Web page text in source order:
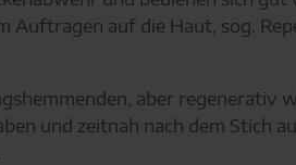
auf die Haut, sog.
aber regenerativ
und zeitnah nach dem Stich